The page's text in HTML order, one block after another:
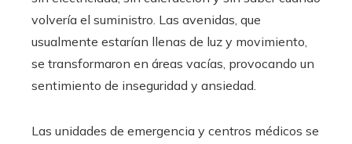
volvería el suministro. Las avenidas, que
usualmente estarían llenas de luz y movimiento,
se transformaron en áreas vacías, provocando un
sentimiento de inseguridad y ansiedad.
Las unidades de emergencia y centros médicos se